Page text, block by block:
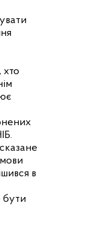
хто
в
бути